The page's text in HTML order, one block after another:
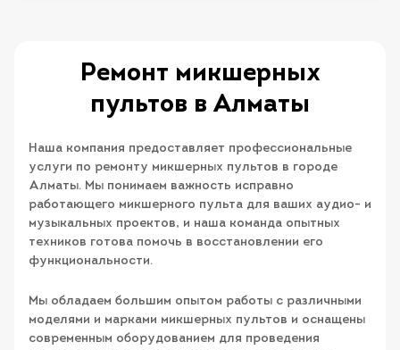
Ремонт микшерных
пультов в Алматы
Наша компания предоставляет профессиональные
услуги по ремонту микшерных пультов в городе
Алматы. Мы понимаем важность исправно
работающего микшерного пульта для ваших аудио- и
музыкальных проектов, и наша команда опытных
техников готова помочь в восстановлении его
функциональности.
Мы обладаем большим опытом работы с различными
моделями и марками микшерных пультов и оснащены
современным оборудованием для проведения